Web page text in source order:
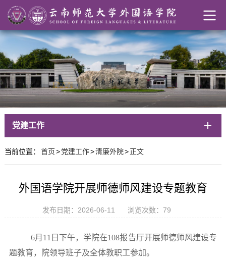
党建工作
当前位置： 首页>党建工作>清廉外院>正文
外国语学院开展师德师风建设专题教育
发布日期：2026-06-11 浏览次数： 79
6月11日下午，学院在108报告厅开展师德师风建设专
题教育，院领导班子及全体教职工参加。